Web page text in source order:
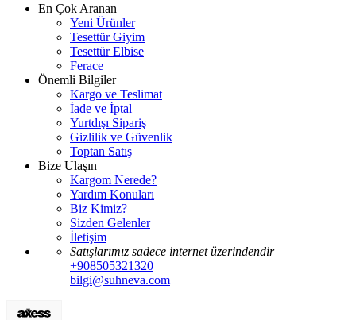
En Çok Aranan
Yeni Ürünler
Tesettür Giyim
Tesettür Elbise
Ferace
Önemli Bilgiler
Kargo ve Teslimat
İade ve İptal
Yurtdışı Sipariş
Gizlilik ve Güvenlik
Toptan Satış
Bize Ulaşın
Kargom Nerede?
Yardım Konuları
Biz Kimiz?
Sizden Gelenler
İletişim
Satışlarımız sadece internet üzerindendir
+908505321320
bilgi@suhneva.com